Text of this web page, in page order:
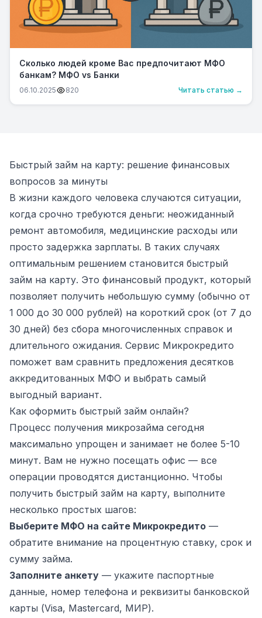
Сколько людей кроме Вас предпочитают МФО
банкам? МФО vs Банки
06.10.2025 820 Читать статью →
Быстрый займ на карту: решение финансовых
вопросов за минуты
В жизни каждого человека случаются ситуации,
когда срочно требуются деньги: неожиданный
ремонт автомобиля, медицинские расходы или
просто задержка зарплаты. В таких случаях
оптимальным решением становится быстрый
займ на карту. Это финансовый продукт, который
позволяет получить небольшую сумму (обычно от
1 000 до 30 000 рублей) на короткий срок (от 7 до
30 дней) без сбора многочисленных справок и
длительного ожидания. Сервис Микрокредито
поможет вам сравнить предложения десятков
аккредитованных МФО и выбрать самый
выгодный вариант.
Как оформить быстрый займ онлайн?
Процесс получения микрозайма сегодня
максимально упрощен и занимает не более 5-10
минут. Вам не нужно посещать офис — все
операции проводятся дистанционно. Чтобы
получить быстрый займ на карту, выполните
несколько простых шагов:
Выберите МФО на сайте Микрокредито —
обратите внимание на процентную ставку, срок и
сумму займа.
Заполните анкету — укажите паспортные
данные, номер телефона и реквизиты банковской
карты (Visa, Mastercard, МИР).